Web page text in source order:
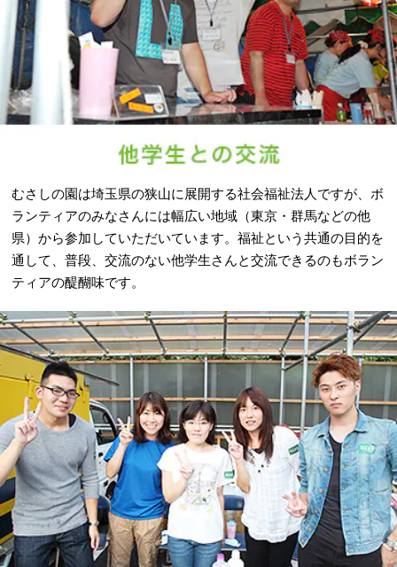
むさしの園は埼玉県の狭山に展開する社会福祉法人ですが、ボ
ランティアのみなさんには幅広い地域（東京・群馬などの他
県）から参加していただいています。福祉という共通の目的を
通して、普段、交流のない他学生さんと交流できるのもボラン
ティアの醍醐味です。